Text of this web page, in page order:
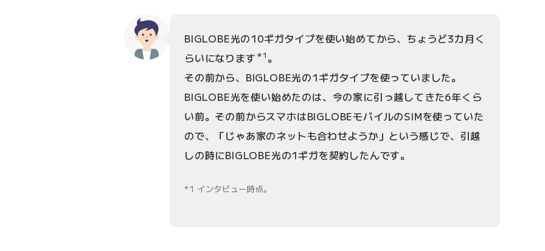
BIGLOBE光の10ギガタイプを使い始めてから、ちょうど3カ月く
らいになります ＊1 。
その前から、BIGLOBE光の1ギガタイプを使っていました。
BIGLOBE光を使い始めたのは、今の家に引っ越してきた6年くら
い前。その前からスマホはBIGLOBEモバイルのSIMを使っていた
ので、「じゃあ家のネットも合わせようか」という感じで、引越
しの時にBIGLOBE光の1ギガを契約したんです。
1 インタビュー時点。